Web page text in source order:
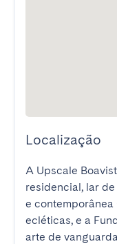
Localização
A Upscale
residencial, lar
e contemporânea
ecléticas, e a
arte de